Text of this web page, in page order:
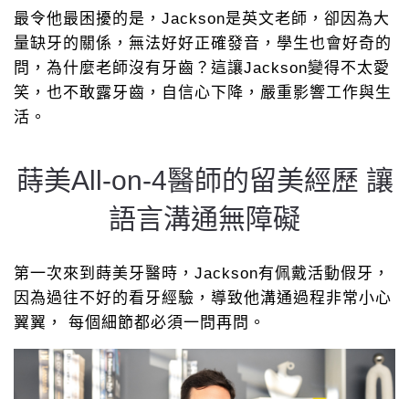
最令他最困擾的是，Jackson是英文老師，卻因為大
量缺牙的關係，無法好好正確發音，學生也會好奇的
問，為什麼老師沒有牙齒？這讓Jackson變得不太愛
笑，也不敢露牙齒，自信心下降，嚴重影響工作與生
活。
蒔美All-on-4醫師的留美經歷 讓
語言溝通無障礙
第一次來到蒔美牙醫時，Jackson有佩戴活動假牙，
因為過往不好的看牙經驗，導致他溝通過程非常小心
翼翼， 每個細節都必須一問再問。